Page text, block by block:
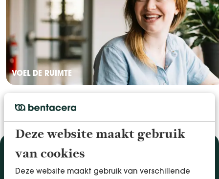
Deze website maakt gebruik
van cookies
Deze website maakt gebruik van verschillende
VOEL DE RUIMTE
Diensten
Accountancy & Administratie